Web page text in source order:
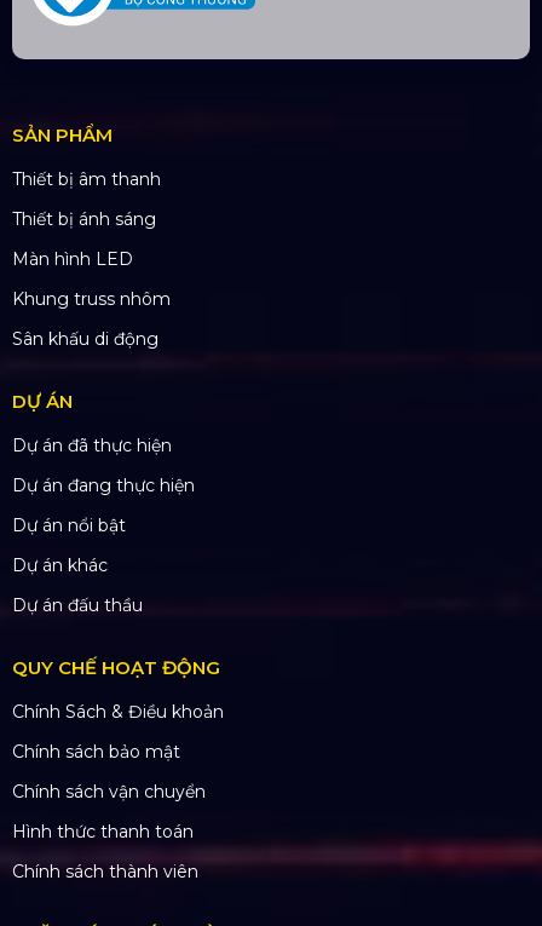
SẢN PHẨM
Thiết bị âm thanh
Thiết bị ánh sáng
Màn hình LED
Khung truss nhôm
Sân khấu di động
DỰ ÁN
Dự án đã thực hiện
Dự án đang thực hiện
Dự án nổi bật
Dự án khác
Dự án đấu thầu
QUY CHẾ HOẠT ĐỘNG
Chính Sách & Điều khoản
Chính sách bảo mật
Chính sách vận chuyển
Hình thức thanh toán
Chính sách thành viên